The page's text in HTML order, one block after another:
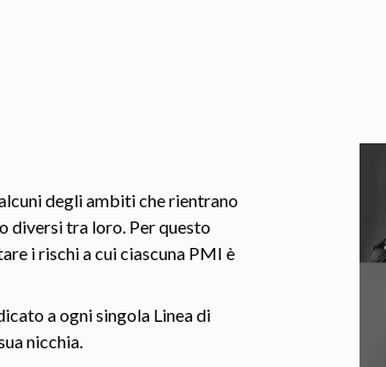
degli ambiti che rientrano
diversi tra loro. Per questo
i rischi a cui ciascuna PMI è
a ogni singola Linea di
nicchia.